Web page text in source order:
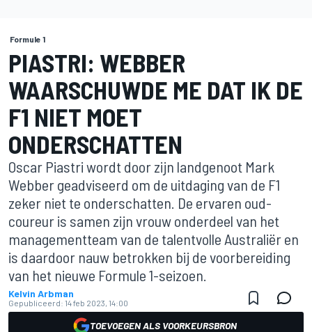
Formule 1
PIASTRI: WEBBER
WAARSCHUWDE ME DAT IK DE
F1 NIET MOET
ONDERSCHATTEN
Oscar Piastri wordt door zijn landgenoot Mark
Webber geadviseerd om de uitdaging van de F1
zeker niet te onderschatten. De ervaren oud-
coureur is samen zijn vrouw onderdeel van het
managementteam van de talentvolle Australiër en
is daardoor nauw betrokken bij de voorbereiding
van het nieuwe Formule 1-seizoen.
Kelvin Arbman
Gepubliceerd: 14 feb 2023, 14:00
TOEVOEGEN ALS VOORKEURSBRON